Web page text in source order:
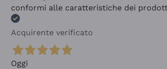
conformi alle caratteristiche dei
Acquirente verificato
Oggi